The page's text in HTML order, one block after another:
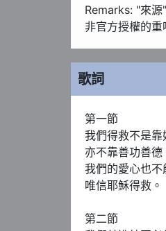
Remarks: "來
非官方授權的
歌詞
第一節
我們得救不是靠
亦不靠善功善德
我們的愛心也不
唯信耶穌得救。
第二節